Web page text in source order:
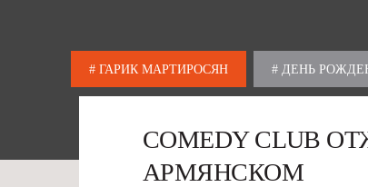
# ГАРИК МАРТИРОСЯН # ДЕНЬ
COMEDY CLUB
АРМЯНСКОМ